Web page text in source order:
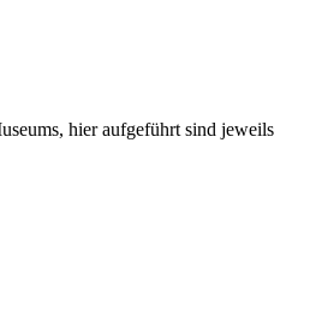
hier aufgeführt sind jeweils